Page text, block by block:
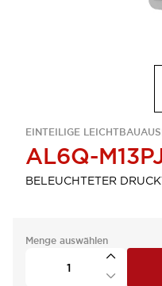
EINTEILIGE
AL6Q-
BELEUCHTETER
Menge auswählen